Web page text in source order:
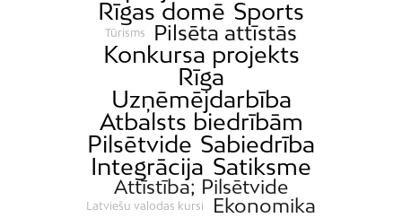
Rīgas domē Sports
Tūrisms Pilsēta attīstās
Konkursa projekts
Rīga
Uzņēmējdarbība
Atbalsts biedrībām
Pilsētvide Sabiedrība
Integrācija Satiksme
Attīstība; Pilsētvide
Latviešu valodas kursi Ekonomika